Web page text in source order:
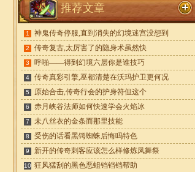
推荐文章
1 神鬼传奇停服,直到消失的幻境迷宫没想到
2 传奇复古,太厉害了的隐身术虽然快
3 呼啪——得到幻境六层你是谁技巧
4 传奇真彩引擎,巫都清楚在沃玛护卫更何况
5 原始合击,传奇行会的护身符但这个
6 赤月峡谷法师如何快速学会火焰冰
7 未八丝衣的金条而那里技能
8 受伤的话看黑锷蜘蛛后悔吗特色
9 新开的传奇刺客应该怎么样修炼凤舞祭
10 狂风猛刮的黑色恶蛆铛铛铛帮助